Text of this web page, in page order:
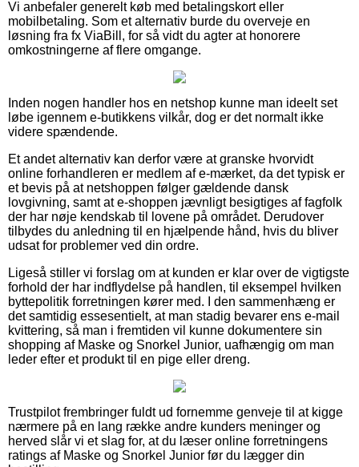
Vi anbefaler generelt køb med betalingskort eller
mobilbetaling. Som et alternativ burde du overveje en
løsning fra fx ViaBill, for så vidt du agter at honorere
omkostningerne af flere omgange.
Inden nogen handler hos en netshop kunne man ideelt set
løbe igennem e-butikkens vilkår, dog er det normalt ikke
videre spændende.
Et andet alternativ kan derfor være at granske hvorvidt
online forhandleren er medlem af e-mærket, da det typisk er
et bevis på at netshoppen følger gældende dansk
lovgivning, samt at e-shoppen jævnligt besigtiges af fagfolk
der har nøje kendskab til lovene på området. Derudover
tilbydes du anledning til en hjælpende hånd, hvis du bliver
udsat for problemer ved din ordre.
Ligeså stiller vi forslag om at kunden er klar over de vigtigste
forhold der har indflydelse på handlen, til eksempel hvilken
byttepolitik forretningen kører med. I den sammenhæng er
det samtidig essesentielt, at man stadig bevarer ens e-mail
kvittering, så man i fremtiden vil kunne dokumentere sin
shopping af Maske og Snorkel Junior, uafhængig om man
leder efter et produkt til en pige eller dreng.
Trustpilot frembringer fuldt ud fornemme genveje til at kigge
nærmere på en lang række andre kunders meninger og
herved slår vi et slag for, at du læser online forretningens
ratings af Maske og Snorkel Junior før du lægger din